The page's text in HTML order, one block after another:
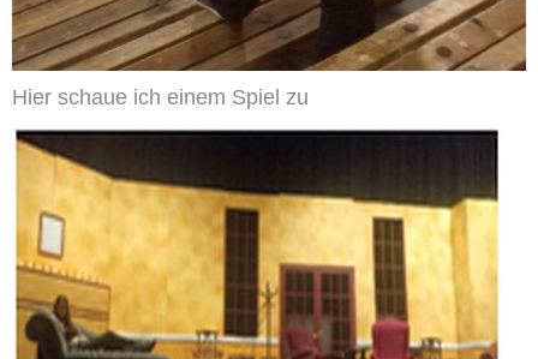
Hier schaue ich einem Spiel zu